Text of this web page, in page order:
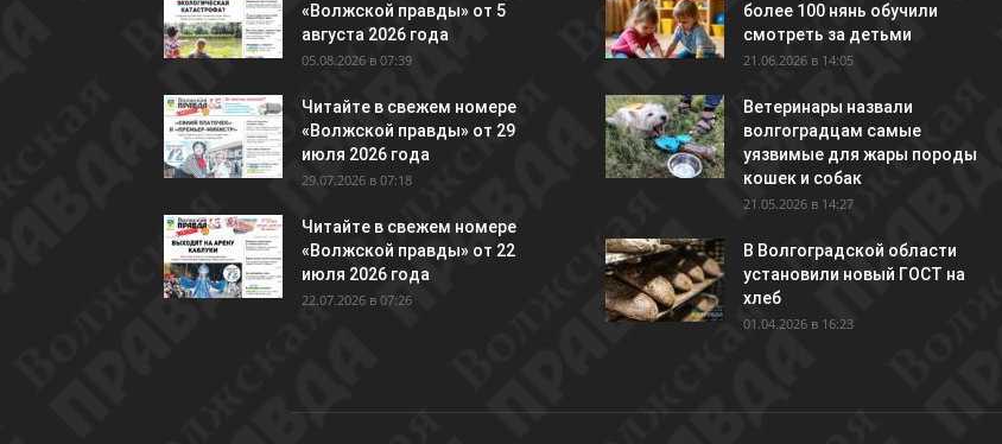
«Волжской правды» от 5
августа 2026 года
05.08.2026 в 07:39
Читайте в свежем номере
«Волжской правды» от 29
июля 2026 года
29.07.2026 в 07:18
Читайте в свежем номере
«Волжской правды» от 22
июля 2026 года
22.07.2026 в 07:26
более 100 нянь обучили
смотреть за детьми
21.06.2026 в 14:05
Ветеринары назвали
волгоградцам самые
уязвимые для жары породы
кошек и собак
21.05.2026 в 14:27
В Волгоградской области
установили новый ГОСТ на
хлеб
01.04.2026 в 16:23